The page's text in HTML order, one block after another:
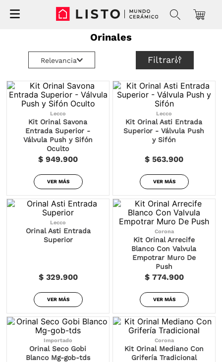
Orinales
Relevancia Filtrar
Lecco
Kit Orinal Savona
Entrada Superior -
Válvula Push y Sifón
Oculto
$ 949.900
VER MÁS
Lecco
Kit Orinal Asti Entrada
Superior - Válvula Push
y Sifón
$ 563.900
VER MÁS
Lecco
Orinal Asti Entrada
Superior
$ 329.900
VER MÁS
Corona
Kit Orinal Arrecife
Blanco Con Valvula
Empotrar Muro De
Push
$ 774.900
VER MÁS
Importado
Orinal Seco Gobi
Blanco Mg-gob-tds
Corona
Kit Orinal Mediano Con
Grifería Tradicional